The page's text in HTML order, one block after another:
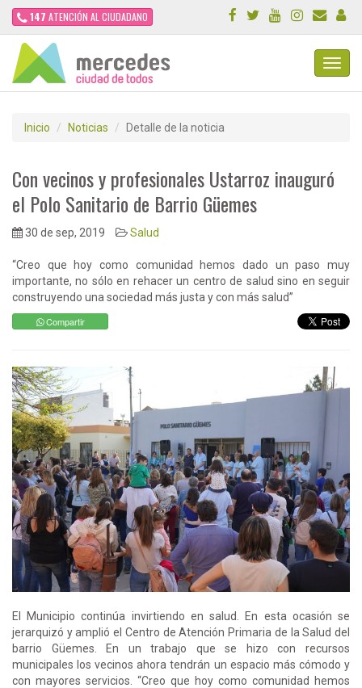
147 ATENCIÓN AL CIUDADANO
Inicio Noticias Detalle de la noticia
Con vecinos y profesionales Ustarroz inauguró
el Polo Sanitario de Barrio Güemes
30 de sep, 2019 Salud
“Creo que hoy como comunidad hemos dado un paso muy
importante, no sólo en rehacer un centro de salud sino en seguir
construyendo una sociedad más justa y con más salud”
Compartir
El Municipio continúa invirtiendo en salud. En esta ocasión se
jerarquizó y amplió el Centro de Atención Primaria de la Salud del
barrio Güemes. En un trabajo que se hizo con recursos
municipales los vecinos ahora tendrán un espacio más cómodo y
con mayores servicios. “Creo que hoy como comunidad hemos